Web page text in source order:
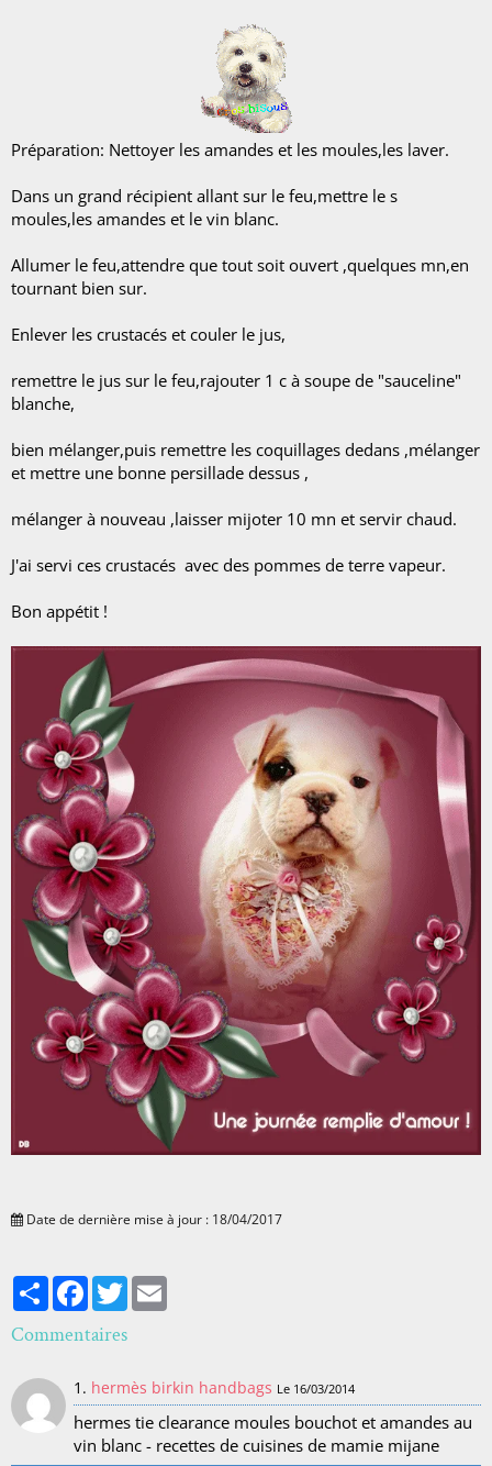
Préparation: Nettoyer les amandes et les moules,les laver.
Dans un grand récipient allant sur le feu,mettre le s
moules,les amandes et le vin blanc.
Allumer le feu,attendre que tout soit ouvert ,quelques mn,en
tournant bien sur.
Enlever les crustacés et couler le jus,
remettre le jus sur le feu,rajouter 1 c à soupe de "sauceline"
blanche,
bien mélanger,puis remettre les coquillages dedans ,mélanger
et mettre une bonne persillade dessus ,
mélanger à nouveau ,laisser mijoter 10 mn et servir chaud.
J'ai servi ces crustacés avec des pommes de terre vapeur.
Bon appétit !
Date de dernière mise à jour : 18/04/2017
PartagerFacebook
Twitter
Commentaires
1. hermès birkin handbags Le 16/03/2014
hermes tie clearance moules bouchot et amandes au
vin blanc - recettes de cuisines de mamie mijane